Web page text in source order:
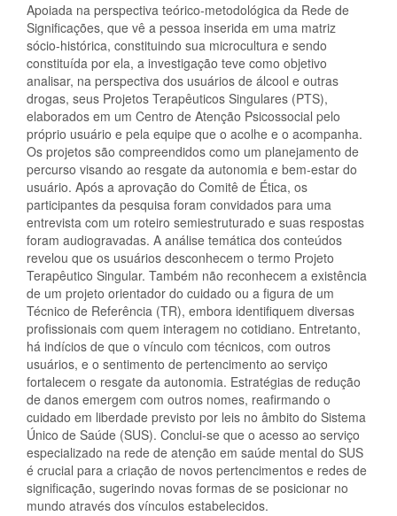
Apoiada na perspectiva teórico-metodológica da Rede de
Significações, que vê a pessoa inserida em uma matriz
sócio-histórica, constituindo sua microcultura e sendo
constituída por ela, a investigação teve como objetivo
analisar, na perspectiva dos usuários de álcool e outras
drogas, seus Projetos Terapêuticos Singulares (PTS),
elaborados em um Centro de Atenção Psicossocial pelo
próprio usuário e pela equipe que o acolhe e o acompanha.
Os projetos são compreendidos como um planejamento de
percurso visando ao resgate da autonomia e bem-estar do
usuário. Após a aprovação do Comitê de Ética, os
participantes da pesquisa foram convidados para uma
entrevista com um roteiro semiestruturado e suas respostas
foram audiogravadas. A análise temática dos conteúdos
revelou que os usuários desconhecem o termo Projeto
Terapêutico Singular. Também não reconhecem a existência
de um projeto orientador do cuidado ou a figura de um
Técnico de Referência (TR), embora identifiquem diversas
profissionais com quem interagem no cotidiano. Entretanto,
há indícios de que o vínculo com técnicos, com outros
usuários, e o sentimento de pertencimento ao serviço
fortalecem o resgate da autonomia. Estratégias de redução
de danos emergem com outros nomes, reafirmando o
cuidado em liberdade previsto por leis no âmbito do Sistema
Único de Saúde (SUS). Conclui-se que o acesso ao serviço
especializado na rede de atenção em saúde mental do SUS
é crucial para a criação de novos pertencimentos e redes de
significação, sugerindo novas formas de se posicionar no
mundo através dos vínculos estabelecidos.